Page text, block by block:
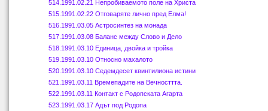
514 .1991.02. 21
Непробиваемото поле на Христа
515 .1991.02.22 Отговаряте лично пред Елма!
516 .1991.03. 05 Астросинтез на монада
517 .1991.03.08 Баланс между Слово и Дело
518 .1991.03.1 0 Единица, двойка и тройка
519. 1991.03.1 0 Относно махалото
520 .1991.03.10 Седемдесет квинтилиона истини
521 .1991.03.11 Времепадите на Вечносттта.
522 .1991.03.11 Контакт с Родопската Агарта
523 .1991.03.17 Адът под Родопа